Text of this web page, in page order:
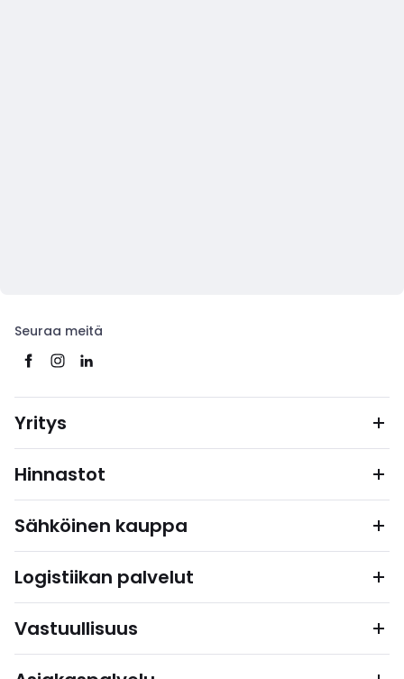
Seuraa meitä
Yritys
Hinnastot
Sähköinen kauppa
Logistiikan palvelut
Vastuullisuus